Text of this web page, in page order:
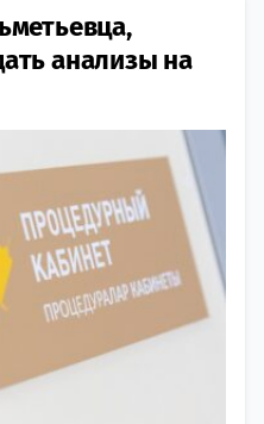
анализы на